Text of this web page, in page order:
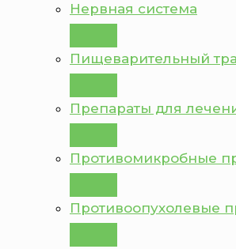
Нервная система
Пищеварительный
Препараты для
Противомикробные
Противоопухолевые